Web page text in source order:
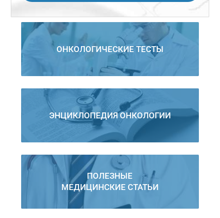
ОНКОЛОГИЧЕСКИЕ ТЕСТЫ
ЭНЦИКЛОПЕДИЯ ОНКОЛОГИИ
ПОЛЕЗНЫЕ
МЕДИЦИНСКИЕ СТАТЬИ